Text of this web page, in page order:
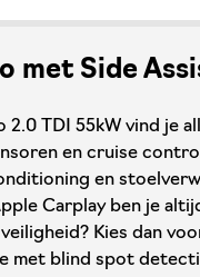
met Side
2.0 TDI 55kW vind je
en cruise
en
Carplay ben je
Kies dan
met blind spot